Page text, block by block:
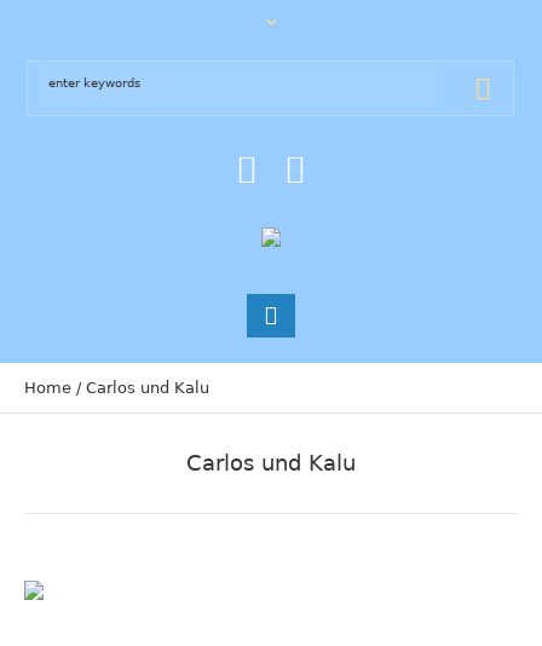
Home / Carlos und Kalu
Carlos und Kalu